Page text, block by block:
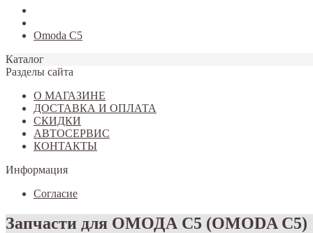
Omoda C5
Каталог
Разделы сайта
О МАГАЗИНЕ
ДОСТАВКА И ОПЛАТА
СКИДКИ
АВТОСЕРВИС
КОНТАКТЫ
Информация
Согласие
Запчасти для ОМОДА С5 (OMODA C5)